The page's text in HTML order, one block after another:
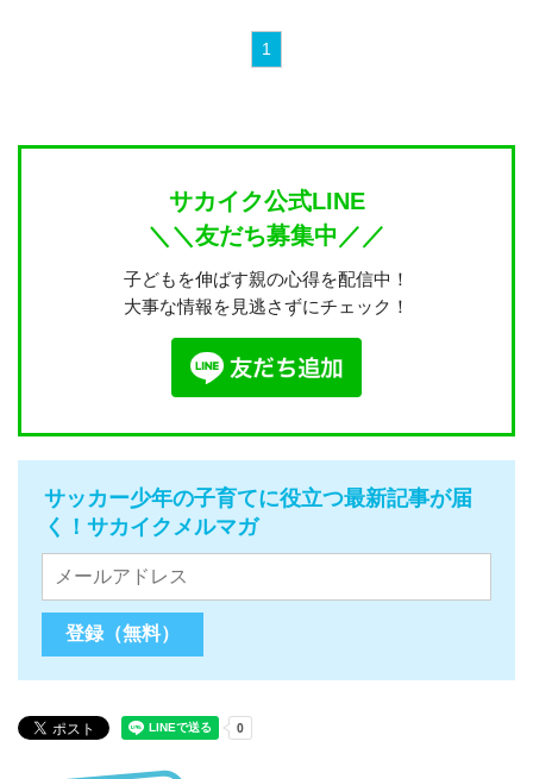
1
サカイク公式LINE
＼＼友だち募集中／／
子どもを伸ばす親の心得を配信中！
大事な情報を見逃さずにチェック！
サッカー少年の子育てに役立つ最新記事が届
く！サカイクメルマガ